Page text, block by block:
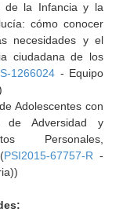
de la Infancia y la
cómo conocer
necesidades y el
ciudadana de los
1266024 - Equipo
Adolescentes con
de Adversidad y
Personales,
PSI2015-67757-R -